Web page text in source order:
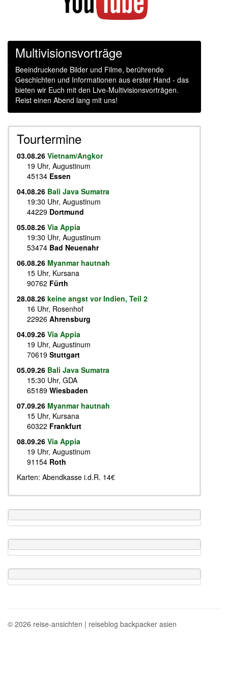
Multivisionsvorträge
Beeindruckende Bilder und Filme, berührende
Geschichten und Informationen aus erster Hand - das
bieten wir Euch mit den Live-Multivisionsvorträgen.
Reist einen Abend lang mit uns!
Tourtermine
03.08.26 Vietnam/Angkor
19 Uhr, Augustinum
45134 Essen
04.08.26 Bali Java Sumatra
19:30 Uhr, Augustinum
44229 Dortmund
05.08.26 Via Appia
19:30 Uhr, Augustinum
53474 Bad Neuenahr
06.08.26 Myanmar hautnah
15 Uhr, Kursana
90762 Fürth
28.08.26 keine angst vor Indien, Teil 2
16 Uhr, Rosenhof
22926 Ahrensburg
04.09.26 Via Appia
19 Uhr, Augustinum
70619 Stuttgart
05.09.26 Bali Java Sumatra
15:30 Uhr, GDA
65189 Wiesbaden
07.09.26 Myanmar hautnah
15 Uhr, Kursana
60322 Frankfurt
08.09.26 Via Appia
19 Uhr, Augustinum
91154 Roth
Karten: Abendkasse i.d.R. 14€
© 2026 reise-ansichten | reiseblog backpacker asien